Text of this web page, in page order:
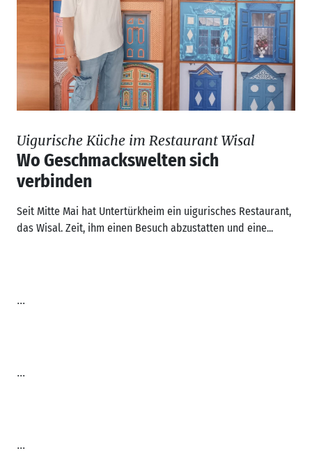
Uigurische Küche im Restaurant Wisal
Wo Geschmackswelten sich
verbinden
Seit Mitte Mai hat Untertürkheim ein uigurisches Restaurant,
das Wisal. Zeit, ihm einen Besuch abzustatten und eine...
...
...
...